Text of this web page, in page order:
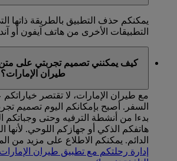
يمكنكم حذف التطبيق بالطريقة ذاتها
التطبيقات الأخرى من هاتف آيفون أو
كيف يمكنني تصميم تجربتي على
طيران الإمارات؟
مع طيران الإمارات، لا تقتصر
السفر. أصبح بإمكانكم اليوم تصميم
بدءا من أنشطة الترفيه وحتى وجباتكم
هاتفكم الذكي أو جهازكم اللوحي. لأنها
الدائم. يمكنكم الاطلاع على مزيد من
إدارة رحلتكم مع تطبيق طيران الإمارات